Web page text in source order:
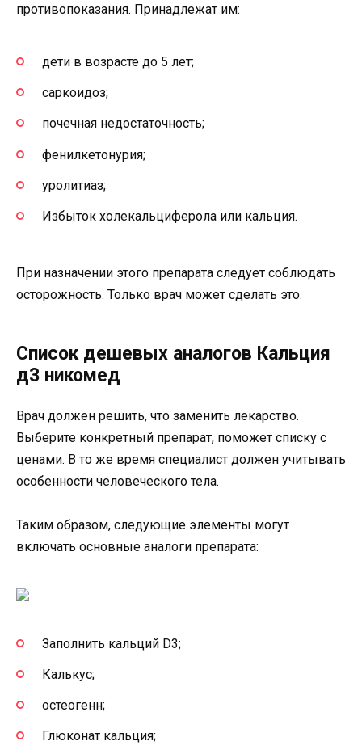
противопоказания. Принадлежат им:
дети в возрасте до 5 лет;
саркоидоз;
почечная недостаточность;
фенилкетонурия;
уролитиаз;
Избыток холекальциферола или кальция.
При назначении этого препарата следует соблюдать
осторожность. Только врач может сделать это.
Список дешевых аналогов Кальция
д3 никомед
Врач должен решить, что заменить лекарство.
Выберите конкретный препарат, поможет списку с
ценами. В то же время специалист должен учитывать
особенности человеческого тела.
Таким образом, следующие элементы могут
включать основные аналоги препарата:
Заполнить кальций D3;
Калькус;
остеогенн;
Глюконат кальция;